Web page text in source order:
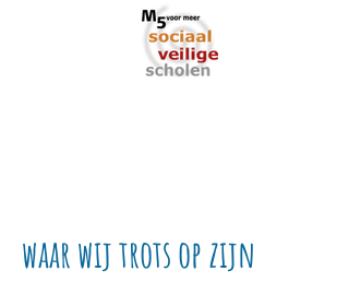
waar wij trots op zijn